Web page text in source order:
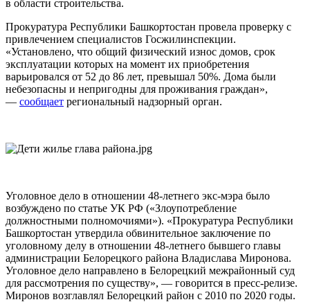
в области строительства.
Прокуратура Республики Башкортостан провела проверку с
привлечением специалистов Госжилинспекции.
«Установлено, что общий физический износ домов, срок
эксплуатации которых на момент их приобретения
варьировался от 52 до 86 лет, превышал 50%. Дома были
небезопасны и непригодны для проживания граждан»,
— сообщает региональный надзорный орган.
Уголовное дело в отношении 48-летнего экс-мэра было
возбуждено по статье УК РФ («Злоупотребление
должностными полномочиями»). «Прокуратура Республики
Башкортостан утвердила обвинительное заключение по
уголовному делу в отношении 48-летнего бывшего главы
администрации Белорецкого района Владислава Миронова.
Уголовное дело направлено в Белорецкий межрайонный суд
для рассмотрения по существу», — говорится в пресс-релизе.
Миронов возглавлял Белорецкий район с 2010 по 2020 годы.